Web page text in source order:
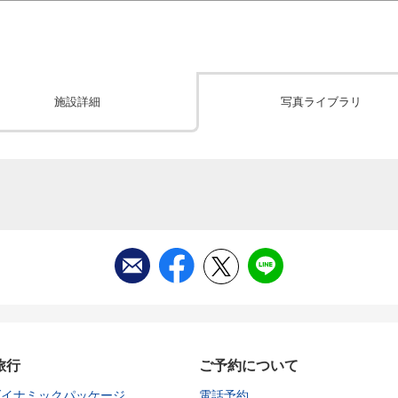
施設詳細 写真ライブラリ
行 ご予約について